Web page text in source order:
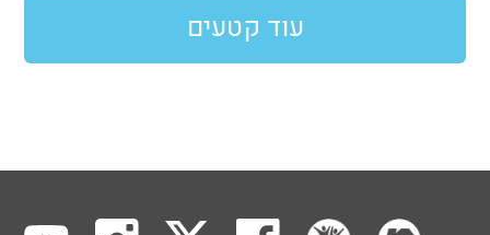
עוד קטעים